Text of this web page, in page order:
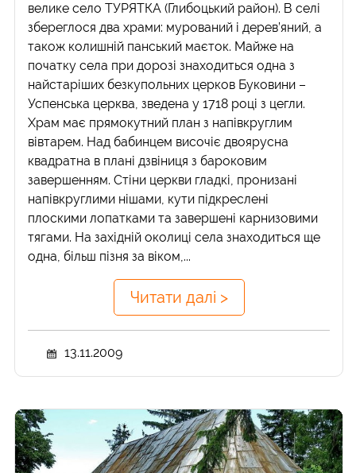
велике село ТУРЯТКА (Глибоцький район). В селі
збереглося два храми: мурований і дерев’яний, а
також колишній панський маєток. Майже на
початку села при дорозі знаходиться одна з
найстаріших безкупольних церков Буковини –
Успенська церква, зведена у 1718 році з цегли.
Храм має прямокутний план з напівкруглим
вівтарем. Над бабинцем височіє двоярусна
квадратна в плані дзвіниця з бароковим
завершенням. Стіни церкви гладкі, пронизані
напівкруглими нішами, кути підкреслені
плоскими лопатками та завершені карнизовими
тягами. На західній околиці села знаходиться ще
одна, більш пізня за віком,...
Читати далі >
13.11.2009